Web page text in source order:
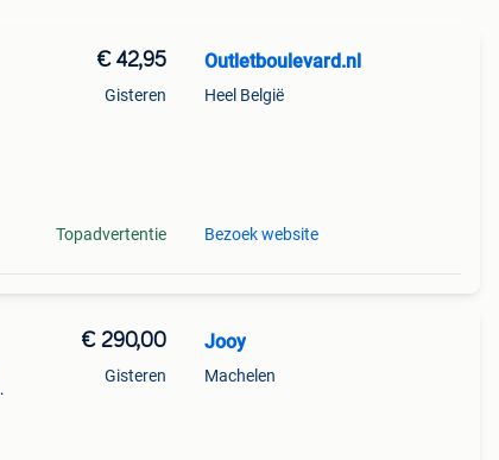
€ 42,95
Gisteren
Topadvertentie
Outletboulevard.nl
Heel België
Bezoek website
€ 290,00
Gisteren
Jooy
Machelen